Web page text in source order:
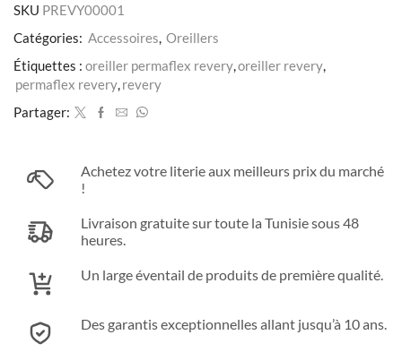
SKU PREVY00001
Catégories: Accessoires, Oreillers
Étiquettes : oreiller permaflex revery,oreiller revery,
permaflex revery,revery
Partager:
Achetez votre literie aux meilleurs prix du marché
!
Livraison gratuite sur toute la Tunisie sous 48
heures.
Un large éventail de produits de première qualité.
Des garantis exceptionnelles allant jusqu’à 10 ans.